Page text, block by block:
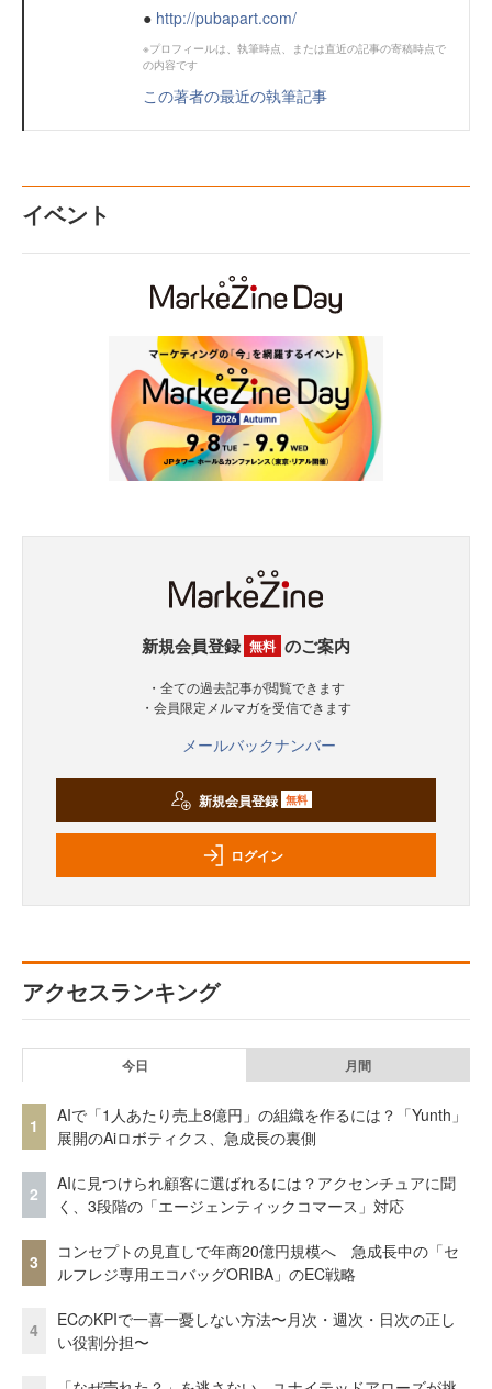
● http://pubapart.com/
※プロフィールは、執筆時点、または直近の記事の寄稿時点で
の内容です
この著者の最近の執筆記事
イベント
新規会員登録 無料 のご案内
・全ての過去記事が閲覧できます
・会員限定メルマガを受信できます
メールバックナンバー
新規会員登録 無料
ログイン
アクセスランキング
今日 月間
1
AIで「1人あたり売上8億円」の組織を作るには？「Yunth」
展開のAiロボティクス、急成長の裏側
2
AIに見つけられ顧客に選ばれるには？アクセンチュアに聞
く、3段階の「エージェンティックコマース」対応
3
コンセプトの見直しで年商20億円規模へ 急成長中の「セ
ルフレジ専用エコバッグORIBA」のEC戦略
4
ECのKPIで一喜一憂しない方法〜月次・週次・日次の正し
い役割分担〜